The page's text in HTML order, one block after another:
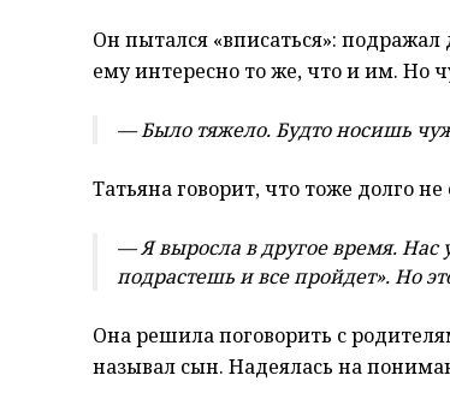
Он пытался «вписаться»:
ему интересно то же, что и им. Но
— Было тяжело. Будто носишь
Татьяна говорит, что тоже долго
— Я выросла в другое время.
подрастешь и все пройдет». Но
Она решила поговорить с
называл сын. Надеялась на